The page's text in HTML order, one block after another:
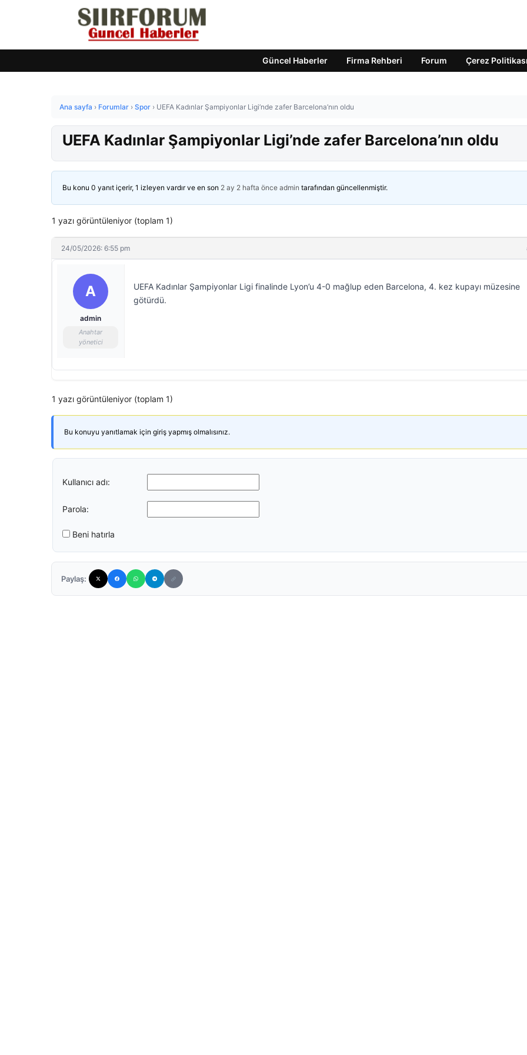
Güncel Haberler Firma Rehberi Forum Çerez Politikası
Ana sayfa › Forumlar › Spor › UEFA Kadınlar Şampiyonlar Ligi’nde zafer Barcelona’nın oldu
UEFA Kadınlar Şampiyonlar Ligi’nde zafer Barcelona’nın oldu
Bu konu 0 yanıt içerir, 1 izleyen vardır ve en son 2 ay 2 hafta önce admin tarafından güncellenmiştir.
1 yazı görüntüleniyor (toplam 1)
24/05/2026: 6:55 pm
A
admin
Anahtar
yönetici
UEFA Kadınlar Şampiyonlar Ligi finalinde Lyon’u 4-0 mağlup eden Barcelona, 4. kez kupayı müzesine
götürdü.
1 yazı görüntüleniyor (toplam 1)
Bu konuyu yanıtlamak için giriş yapmış olmalısınız.
Kullanıcı adı:
Parola:
Beni hatırla
Paylaş: